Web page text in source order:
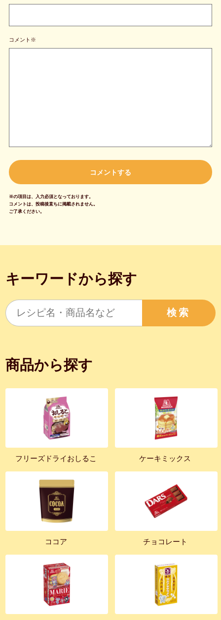
コメント※
※の項目は、入力必須となっております。
コメントは、投稿後直ちに掲載されません。
ご了承ください。
キーワードから探す
検索
商品から探す
フリーズドライおしるこ ケーキミックス
ココア チョコレート